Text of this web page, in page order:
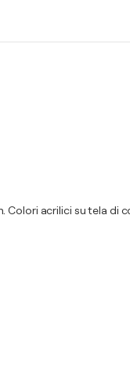
acrilici su tela